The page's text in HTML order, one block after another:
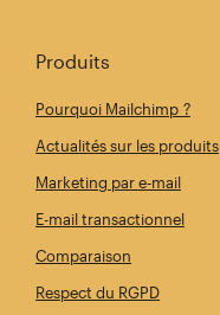
Produits
Pourquoi Mailchimp ?
Actualités sur les produits
Marketing par e-mail
E-mail transactionnel
Comparaison
Respect du RGPD